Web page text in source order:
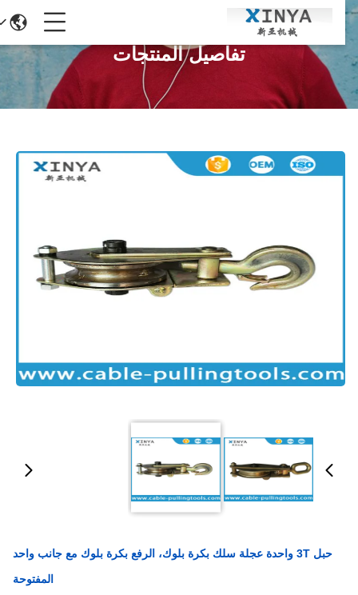
تفاصيل المنتجات
حبل 3T واحدة عجلة سلك بكرة بلوك، الرفع بكرة بلوك مع جانب واحد
المفتوحة